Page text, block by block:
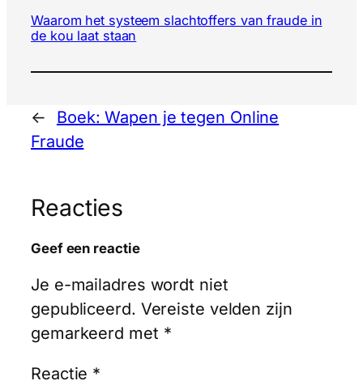
Waarom het systeem slachtoffers van fraude in
de kou laat staan
←
Boek: Wapen je tegen Online
Fraude
Reacties
Geef een reactie
Je e-mailadres wordt niet
gepubliceerd. Vereiste velden zijn
gemarkeerd met *
Reactie *